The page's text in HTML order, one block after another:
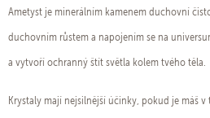
Ametyst je minerálním kamenem duchovní
duchovním růstem a napojením se na
a vytvoří ochranný štít světla kolem tvého těla.
Krystaly mají nejsilnější účinky, pokud je máš